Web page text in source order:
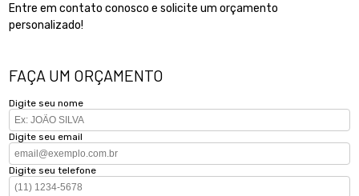
Entre em contato conosco e solicite um orçamento
personalizado!
FAÇA UM ORÇAMENTO
Digite seu nome
Digite seu email
Digite seu telefone